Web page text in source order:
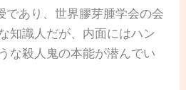
であり、世界膠芽腫学会の会
知識人だが、内面にはハン
な殺人鬼の本能が潜んでい